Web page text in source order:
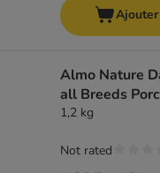
Almo Nature
all Breeds
1,2 kg
Not rated